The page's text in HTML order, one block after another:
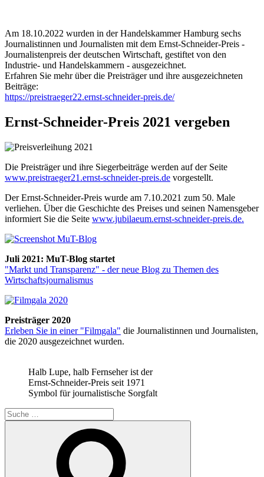
Am 18.10.2022 wurden in der Handelskammer Hamburg sechs
Journalistinnen und Journalisten mit dem Ernst-Schneider-Preis -
Journalistenpreis der deutschen Wirtschaft, gestiftet von den
Industrie- und Handelskammern - ausgezeichnet.
Erfahren Sie mehr über die Preisträger und ihre ausgezeichneten
Beiträge:
https://preistraeger22.ernst-schneider-preis.de/
Ernst-Schneider-Preis 2021 vergeben
Die Preisträger und ihre Siegerbeiträge werden auf der Seite
www.preistraeger21.ernst-schneider-preis.de vorgestellt.
Der Ernst-Schneider-Preis wurde am 7.10.2021 zum 50. Male
verliehen. Über die Geschichte des Preises und seinen Namensgeber
informiert Sie die Seite www.jubilaeum.ernst-schneider-preis.de.
Juli 2021: MuT-Blog startet
"Markt und Transparenz" - der neue Blog zu Themen des
Wirtschaftsjournalismus
Preisträger 2020
Erleben Sie in einer "Filmgala" die Journalistinnen und Journalisten,
die 2020 ausgezeichnet wurden.
Halb Lupe, halb Fernseher ist der
Ernst-Schneider-Preis seit 1971
Symbol für journalistische Sorgfalt
Suche
nach: